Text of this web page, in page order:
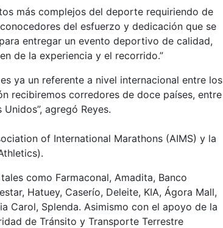
más complejos del deporte requiriendo de
del esfuerzo y dedicación que se
entregar un evento deportivo de calidad,
de la experiencia y el recorrido.”
ya un referente a nivel internacional entre los
recibiremos corredores de doce países, entre
agregó Reyes.
of International Marathons (AIMS) y la
como Farmaconal, Amadita, Banco
Hatuey, Caserío, Deleite, KIA, Ágora Mall,
Carol, Splenda. Asimismo con el apoyo de la
de Tránsito y Transporte Terrestre